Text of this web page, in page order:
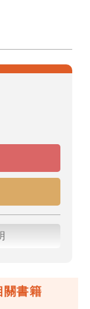
關書籍